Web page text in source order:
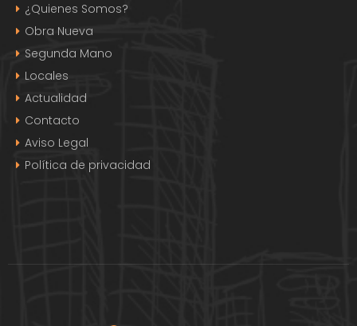
¿Quienes Somos?
Obra Nueva
Segunda Mano
Locales
Actualidad
Contacto
Aviso Legal
Política de privacidad